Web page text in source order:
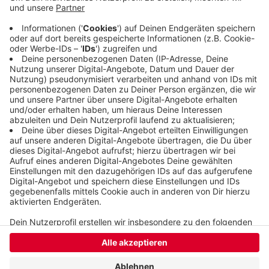
die Klage abzuwehren. Der Konzern bestreitet, die
Stadt getäuscht oder geschädigt zu haben, er
bezeichnet die Fälle als verjährt und meint, das
Landgericht Wuppertal sei gar nicht zuständig.
Veröffentlicht:Freitag, 19.06.2020 11:47
Anzeige
Anzeige